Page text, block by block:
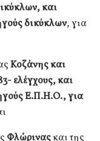
και
δικύκλων, για
Κοζάνης και
ελέγχους, και
Ε.Π.Η.Ο., για
Φλώριναςκαι της